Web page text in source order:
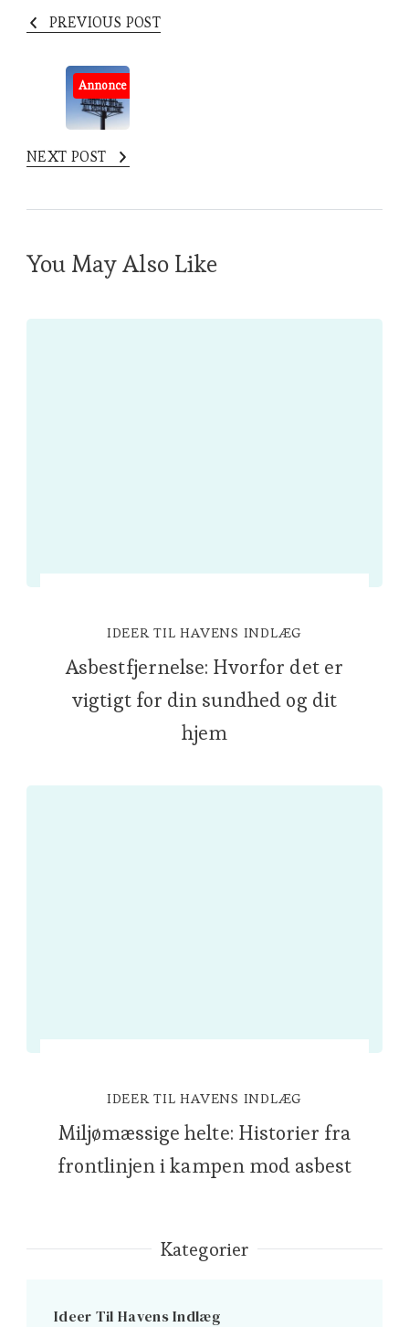
PREVIOUS POST
Annonce
NEXT POST
You May Also Like
IDEER TIL HAVENS INDLÆG
Asbestfjernelse: Hvorfor det er
vigtigt for din sundhed og dit
hjem
IDEER TIL HAVENS INDLÆG
Miljømæssige helte: Historier fra
frontlinjen i kampen mod asbest
Kategorier
Ideer Til Havens Indlæg